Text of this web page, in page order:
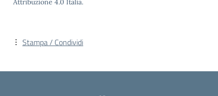
Attribuzione 4.0 Italia.
Stampa / Condividi